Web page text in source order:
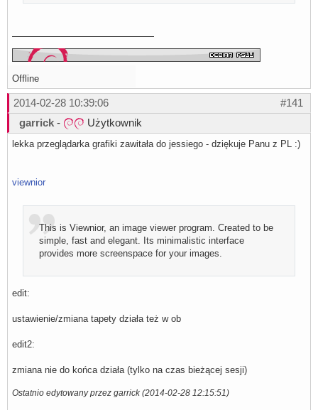
Offline
#141
2014-02-28 10:39:06
garrick - Użytkownik
lekka przeglądarka grafiki zawitała do jessiego - dziękuje Panu z PL :)
viewnior
This is Viewnior, an image viewer program. Created to be
simple, fast and elegant. Its minimalistic interface
provides more screenspace for your images.
edit:
ustawienie/zmiana tapety działa też w ob
edit2:
zmiana nie do końca działa (tylko na czas bieżącej sesji)
Ostatnio edytowany przez garrick (2014-02-28 12:15:51)